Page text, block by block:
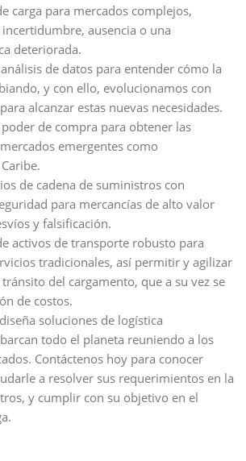
carga para mercados complejos,
ausencia o una
deteriorada.
de datos para entender cómo la
y con ello, evolucionamos con
alcanzar estas nuevas necesidades.
de compra para obtener las
emergentes como
de cadena de suministros con
para mercancías de alto valor
y falsificación.
activos de transporte robusto para
tradicionales, así permitir y agilizar
del cargamento, que a su vez se
de costos.
soluciones de logística
todo el planeta reuniendo a los
Contáctenos hoy para conocer
a resolver sus requerimientos en la
y cumplir con su objetivo en el